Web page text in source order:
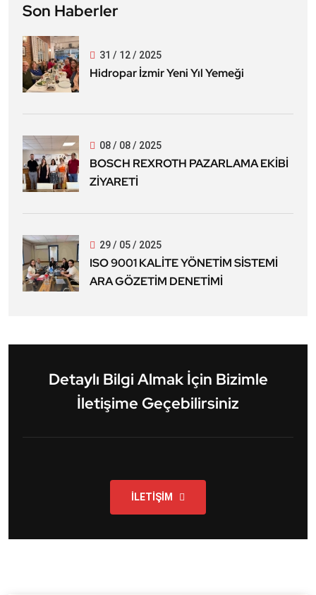
Son Haberler
31 / 12 / 2025
Hidropar İzmir Yeni Yıl Yemeği
08 / 08 / 2025
BOSCH REXROTH PAZARLAMA EKİBİ
ZİYARETİ
29 / 05 / 2025
ISO 9001 KALİTE YÖNETİM SİSTEMİ
ARA GÖZETİM DENETİMİ
Detaylı Bilgi Almak İçin Bizimle
İletişime Geçebilirsiniz
İLETİŞİM